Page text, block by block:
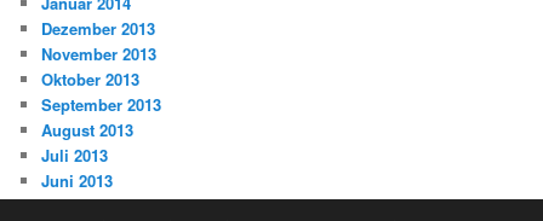
Dezember 2013
November 2013
Oktober 2013
September 2013
August 2013
Juli 2013
Juni 2013